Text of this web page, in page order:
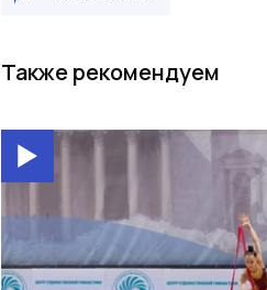
Также рекомендуем